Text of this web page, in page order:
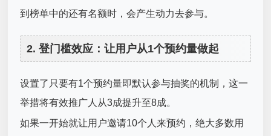
到榜单中的还有名额时，会产生动力去参与。
2. 登门槛效应：让用户从1个预约量做起
设置了只要有1个预约量即默认参与抽奖的机制，这一
举措将有效推广人从3成提升至8成。
如果一开始就让用户邀请10个人来预约，绝大多数用